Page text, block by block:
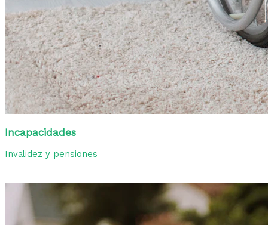
Incapacidades
Invalidez y pensiones